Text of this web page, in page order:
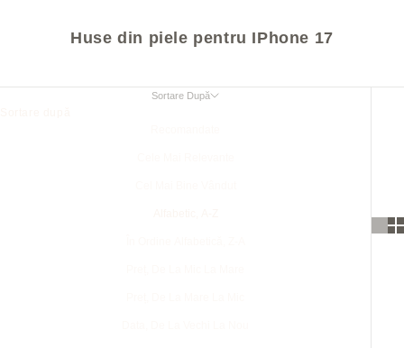
Huse din piele pentru IPhone 17
Sortare După